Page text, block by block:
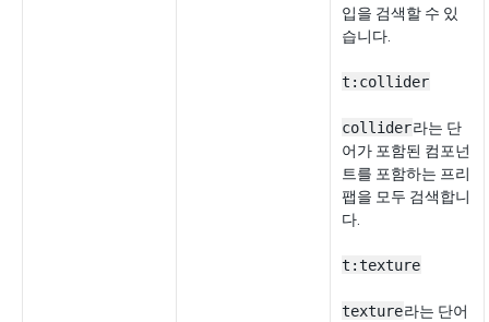
입을 검색할 수 있
습니다.
t:collider
collider라는 단
어가 포함된 컴포넌
트를 포함하는 프리
팹을 모두 검색합니
다.
t:texture
texture라는 단어